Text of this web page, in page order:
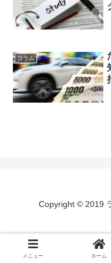
コラム
Copyright © 2019
メニュー ホーム